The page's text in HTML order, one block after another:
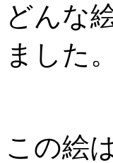
どんな
ました。
この絵